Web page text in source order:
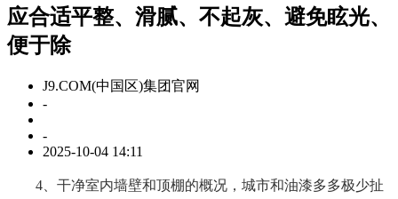
应合适平整、滑腻、不起灰、避免眩光、
便于除
J9.COM(中国区)集团官网
-
-
2025-10-04 14:11
4、干净室内墙壁和顶棚的概况，城市和油漆多多极少扯